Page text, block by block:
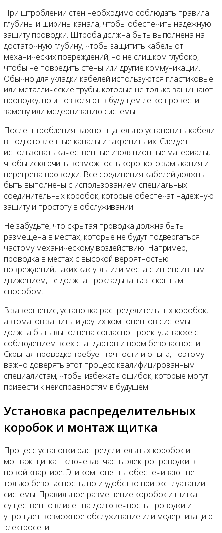
При штроблении стен необходимо соблюдать правила
глубины и ширины канала, чтобы обеспечить надежную
защиту проводки. Штроба должна быть выполнена на
достаточную глубину, чтобы защитить кабель от
механических повреждений, но не слишком глубоко,
чтобы не повредить стены или другие коммуникации.
Обычно для укладки кабелей используются пластиковые
или металлические трубы, которые не только защищают
проводку, но и позволяют в будущем легко провести
замену или модернизацию системы.
После штробления важно тщательно установить кабели
в подготовленные каналы и закрепить их. Следует
использовать качественные изоляционные материалы,
чтобы исключить возможность короткого замыкания и
перегрева проводки. Все соединения кабелей должны
быть выполнены с использованием специальных
соединительных коробок, которые обеспечат надежную
защиту и простоту в обслуживании.
Не забудьте, что скрытая проводка должна быть
размещена в местах, которые не будут подвергаться
частому механическому воздействию. Например,
проводка в местах с высокой вероятностью
повреждений, таких как углы или места с интенсивным
движением, не должна прокладываться скрытым
способом.
В завершение, установка распределительных коробок,
автоматов защиты и других компонентов системы
должна быть выполнена согласно проекту, а также с
соблюдением всех стандартов и норм безопасности.
Скрытая проводка требует точности и опыта, поэтому
важно доверять этот процесс квалифицированным
специалистам, чтобы избежать ошибок, которые могут
привести к неисправностям в будущем.
Установка распределительных
коробок и монтаж щитка
Процесс установки распределительных коробок и
монтаж щитка – ключевая часть электропроводки в
новой квартире. Эти компоненты обеспечивают не
только безопасность, но и удобство при эксплуатации
системы. Правильное размещение коробок и щитка
существенно влияет на долговечность проводки и
упрощает возможное обслуживание или модернизацию
электросети.